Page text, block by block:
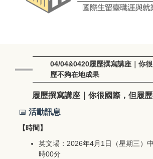
04/04&0420履歷撰寫講座｜你
歷不夠在地成果
履歷撰寫講座｜你很國際，但履
📅 活動訊息
【時間】
英文場：2026年4月1日（星期三）
時00分